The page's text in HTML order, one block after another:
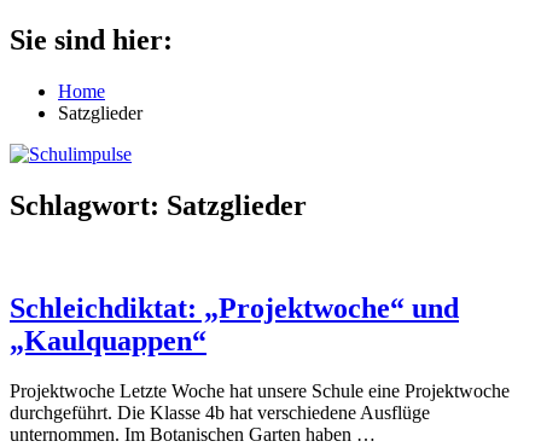
Zum
Inhalt
Schulimpulse
für
Grundschule
Sie sind hier:
Home
Satzglieder
Schlagwort: Satzglieder
Schleichdiktat: „Projektwoche“ und
„Kaulquappen“
Projektwoche Letzte Woche hat unsere Schule eine Projektwoche
durchgeführt. Die Klasse 4b hat verschiedene Ausflüge
unternommen. Im Botanischen Garten haben …